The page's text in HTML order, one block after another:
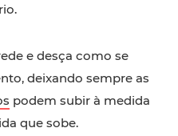
e desça como se
deixando sempre as
podem subir à medida
que sobe.